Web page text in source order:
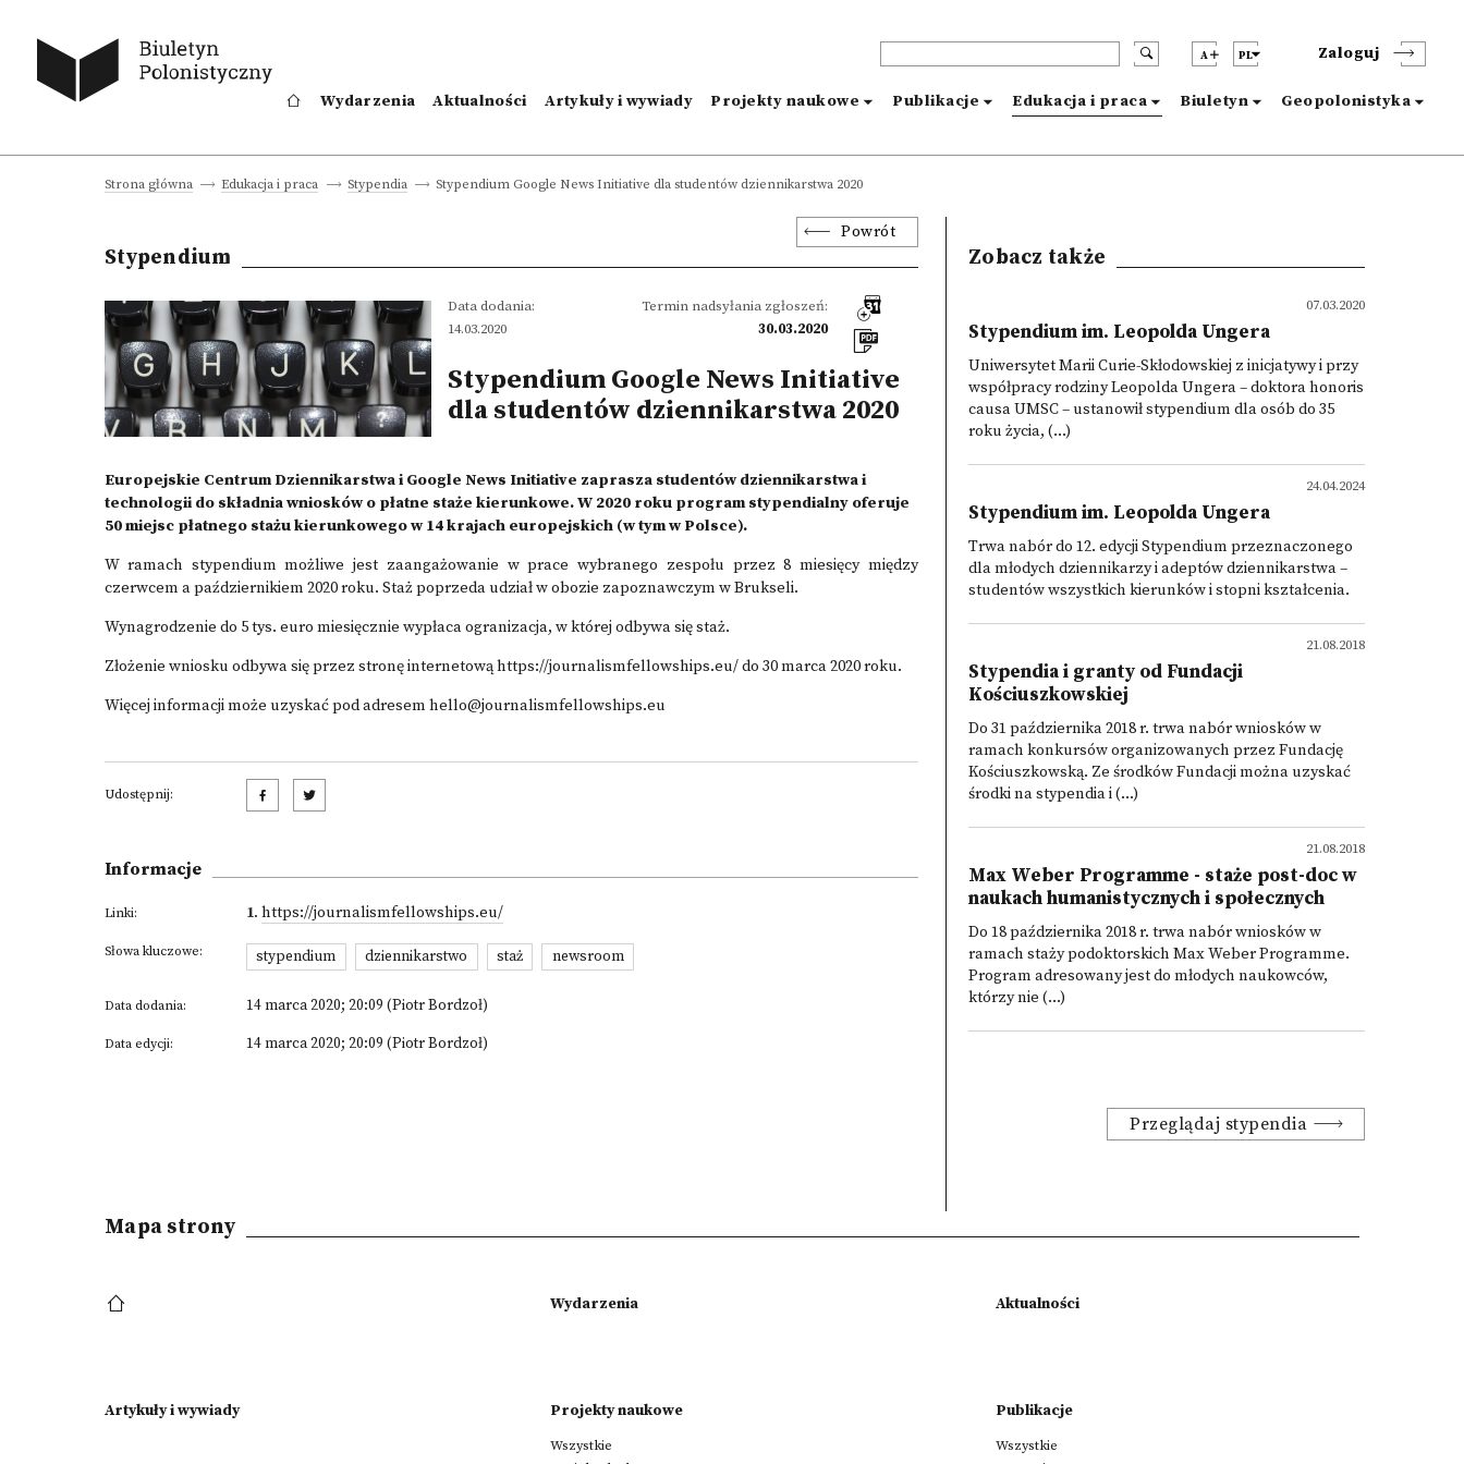
A PL Zaloguj
Wydarzenia Aktualności Artykuły i wywiady Projekty naukowe Publikacje Edukacja i praca Biuletyn Geopolonistyka
Strona główna Edukacja i praca Stypendia Stypendium Google News Initiative dla studentów dziennikarstwa 2020
Powrót
Stypendium
Data dodania:
14.03.2020
Termin nadsyłania zgłoszeń:
30.03.2020
Stypendium Google News Initiative
dla studentów dziennikarstwa 2020
Europejskie Centrum Dziennikarstwa i Google News Initiative zaprasza studentów dziennikarstwa i
technologii do składnia wniosków o płatne staże kierunkowe. W 2020 roku program stypendialny oferuje
50 miejsc płatnego stażu kierunkowego w 14 krajach europejskich (w tym w Polsce).
W ramach stypendium możliwe jest zaangażowanie w prace wybranego zespołu przez 8 miesięcy między
czerwcem a październikiem 2020 roku. Staż poprzeda udział w obozie zapoznawczym w Brukseli.
Wynagrodzenie do 5 tys. euro miesięcznie wypłaca ogranizacja, w której odbywa się staż.
Złożenie wniosku odbywa się przez stronę internetową https://journalismfellowships.eu/ do 30 marca 2020 roku.
Więcej informacji może uzyskać pod adresem hello@journalismfellowships.eu
Udostępnij:
Informacje
Linki: 1. https://journalismfellowships.eu/
Słowa kluczowe: stypendium dziennikarstwo staż newsroom
Data dodania: 14 marca 2020; 20:09 (Piotr Bordzoł)
Data edycji: 14 marca 2020; 20:09 (Piotr Bordzoł)
Zobacz także
07.03.2020
Stypendium im. Leopolda Ungera
Uniwersytet Marii Curie-Skłodowskiej z inicjatywy i przy
współpracy rodziny Leopolda Ungera – doktora honoris
causa UMSC – ustanowił stypendium dla osób do 35
roku życia, (...)
24.04.2024
Stypendium im. Leopolda Ungera
Trwa nabór do 12. edycji Stypendium przeznaczonego
dla młodych dziennikarzy i adeptów dziennikarstwa –
studentów wszystkich kierunków i stopni kształcenia.
21.08.2018
Stypendia i granty od Fundacji
Kościuszkowskiej
Do 31 października 2018 r. trwa nabór wniosków w
ramach konkursów organizowanych przez Fundację
Kościuszkowską. Ze środków Fundacji można uzyskać
środki na stypendia i (...)
21.08.2018
Max Weber Programme - staże post-doc w
naukach humanistycznych i społecznych
Do 18 października 2018 r. trwa nabór wniosków w
ramach staży podoktorskich Max Weber Programme.
Program adresowany jest do młodych naukowców,
którzy nie (...)
Przeglądaj stypendia
Mapa strony
Wydarzenia Aktualności
Artykuły i wywiady Projekty naukowe
Wszystkie
Publikacje
Wszystkie